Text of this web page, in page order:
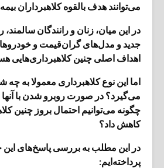
می‌توانند هدف بالقوه کلاهبرداران
در این میان، زنان و رانندگان
جدید و مدل‌های گران‌قیمت و
اهداف اصلی چنین کلاهبرداری‌هایی
اما این نوع کلاهبرداری معمولا به
می‌گیرد؟ در صورت روبرو شدن با آنها
چگونه می‌توانیم احتمال بروز چنین
کاهش داد؟
در این مطلب به بررسی پاسخ‌های
پرداخته‌ایم: